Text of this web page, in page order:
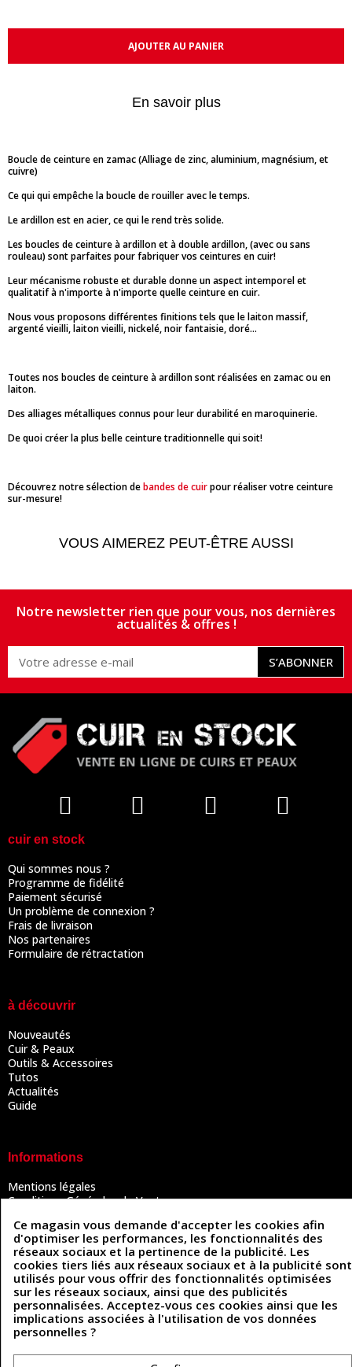
AJOUTER AU PANIER
En savoir plus
Boucle de ceinture en zamac (Alliage de zinc, aluminium, magnésium, et
cuivre)
Ce qui qui empêche la boucle de rouiller avec le temps.
Le ardillon est en acier, ce qui le rend très solide.
Les boucles de ceinture à ardillon et à double ardillon, (avec ou sans
rouleau) sont parfaites pour fabriquer vos ceintures en cuir!
Leur mécanisme robuste et durable donne un aspect intemporel et
qualitatif à n'importe à n'importe quelle ceinture en cuir.
Nous vous proposons différentes finitions tels que le laiton massif,
argenté vieilli, laiton vieilli, nickelé, noir fantaisie, doré...
Toutes nos boucles de ceinture à ardillon sont réalisées en zamac ou en
laiton.
Des alliages métalliques connus pour leur durabilité en maroquinerie.
De quoi créer la plus belle ceinture traditionnelle qui soit!
Découvrez notre sélection debandes de cuirpour réaliser votre ceinture
sur-mesure!
VOUS AIMEREZ PEUT-ÊTRE AUSSI
Notre newsletter rien que pour vous, nos dernières
actualités & offres !
S’ABONNER
cuir en stock
Qui sommes nous ?
Programme de fidélité
Paiement sécurisé
Un problème de connexion ?
Frais de livraison
Nos partenaires
Formulaire de rétractation
à découvrir
Nouveautés
Cuir & Peaux
Outils & Accessoires
Tutos
Actualités
Guide
Informations
Mentions légales
Conditions Générales de Vente
Politique des cookies
Contactez-nous
Coordonnées
493 Chemin de Catougnac
81300 Graulhet
Ce magasin vous demande d'accepter les cookies afin
d'optimiser les performances, les fonctionnalités des
réseaux sociaux et la pertinence de la publicité. Les
cookies tiers liés aux réseaux sociaux et à la publicité sont
utilisés pour vous offrir des fonctionnalités optimisées
sur les réseaux sociaux, ainsi que des publicités
personnalisées. Acceptez-vous ces cookies ainsi que les
implications associées à l'utilisation de vos données
personnelles ?